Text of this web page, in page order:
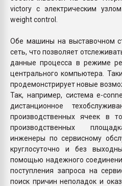
victory с электрическим
weight control.
Обе машины на выставочном
сеть, что позволяет
данные процесса в режиме
центрального компьютера.
продемонстрирует новые
Так, например, система e-
дистанционное
производственных ячеек в
производственных
инженеры по сервисному
круглосуточно и без
помощью надежного
поступления запроса на
поиск причин неполадок и